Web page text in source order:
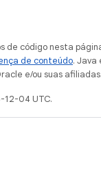
de código nesta
de conteúdo. Java
e/ou suas afiliadas.
04 UTC.